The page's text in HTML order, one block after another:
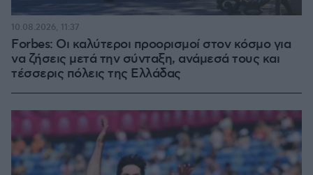
Forbes: Οι καλύτεροι προορισμοί στον κόσμο για
να ζήσεις μετά την σύνταξη, ανάμεσά τους και
τέσσερις πόλεις της Ελλάδας
10.08.2026, 11:37